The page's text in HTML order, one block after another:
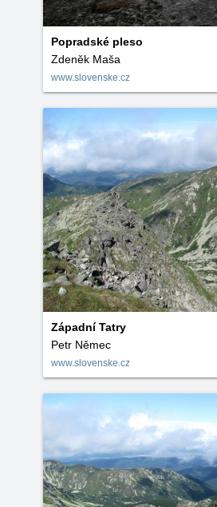
Popradské pleso
Zdeněk Maša
www.slovenske.cz
Západní Tatry
Petr Němec
www.slovenske.cz